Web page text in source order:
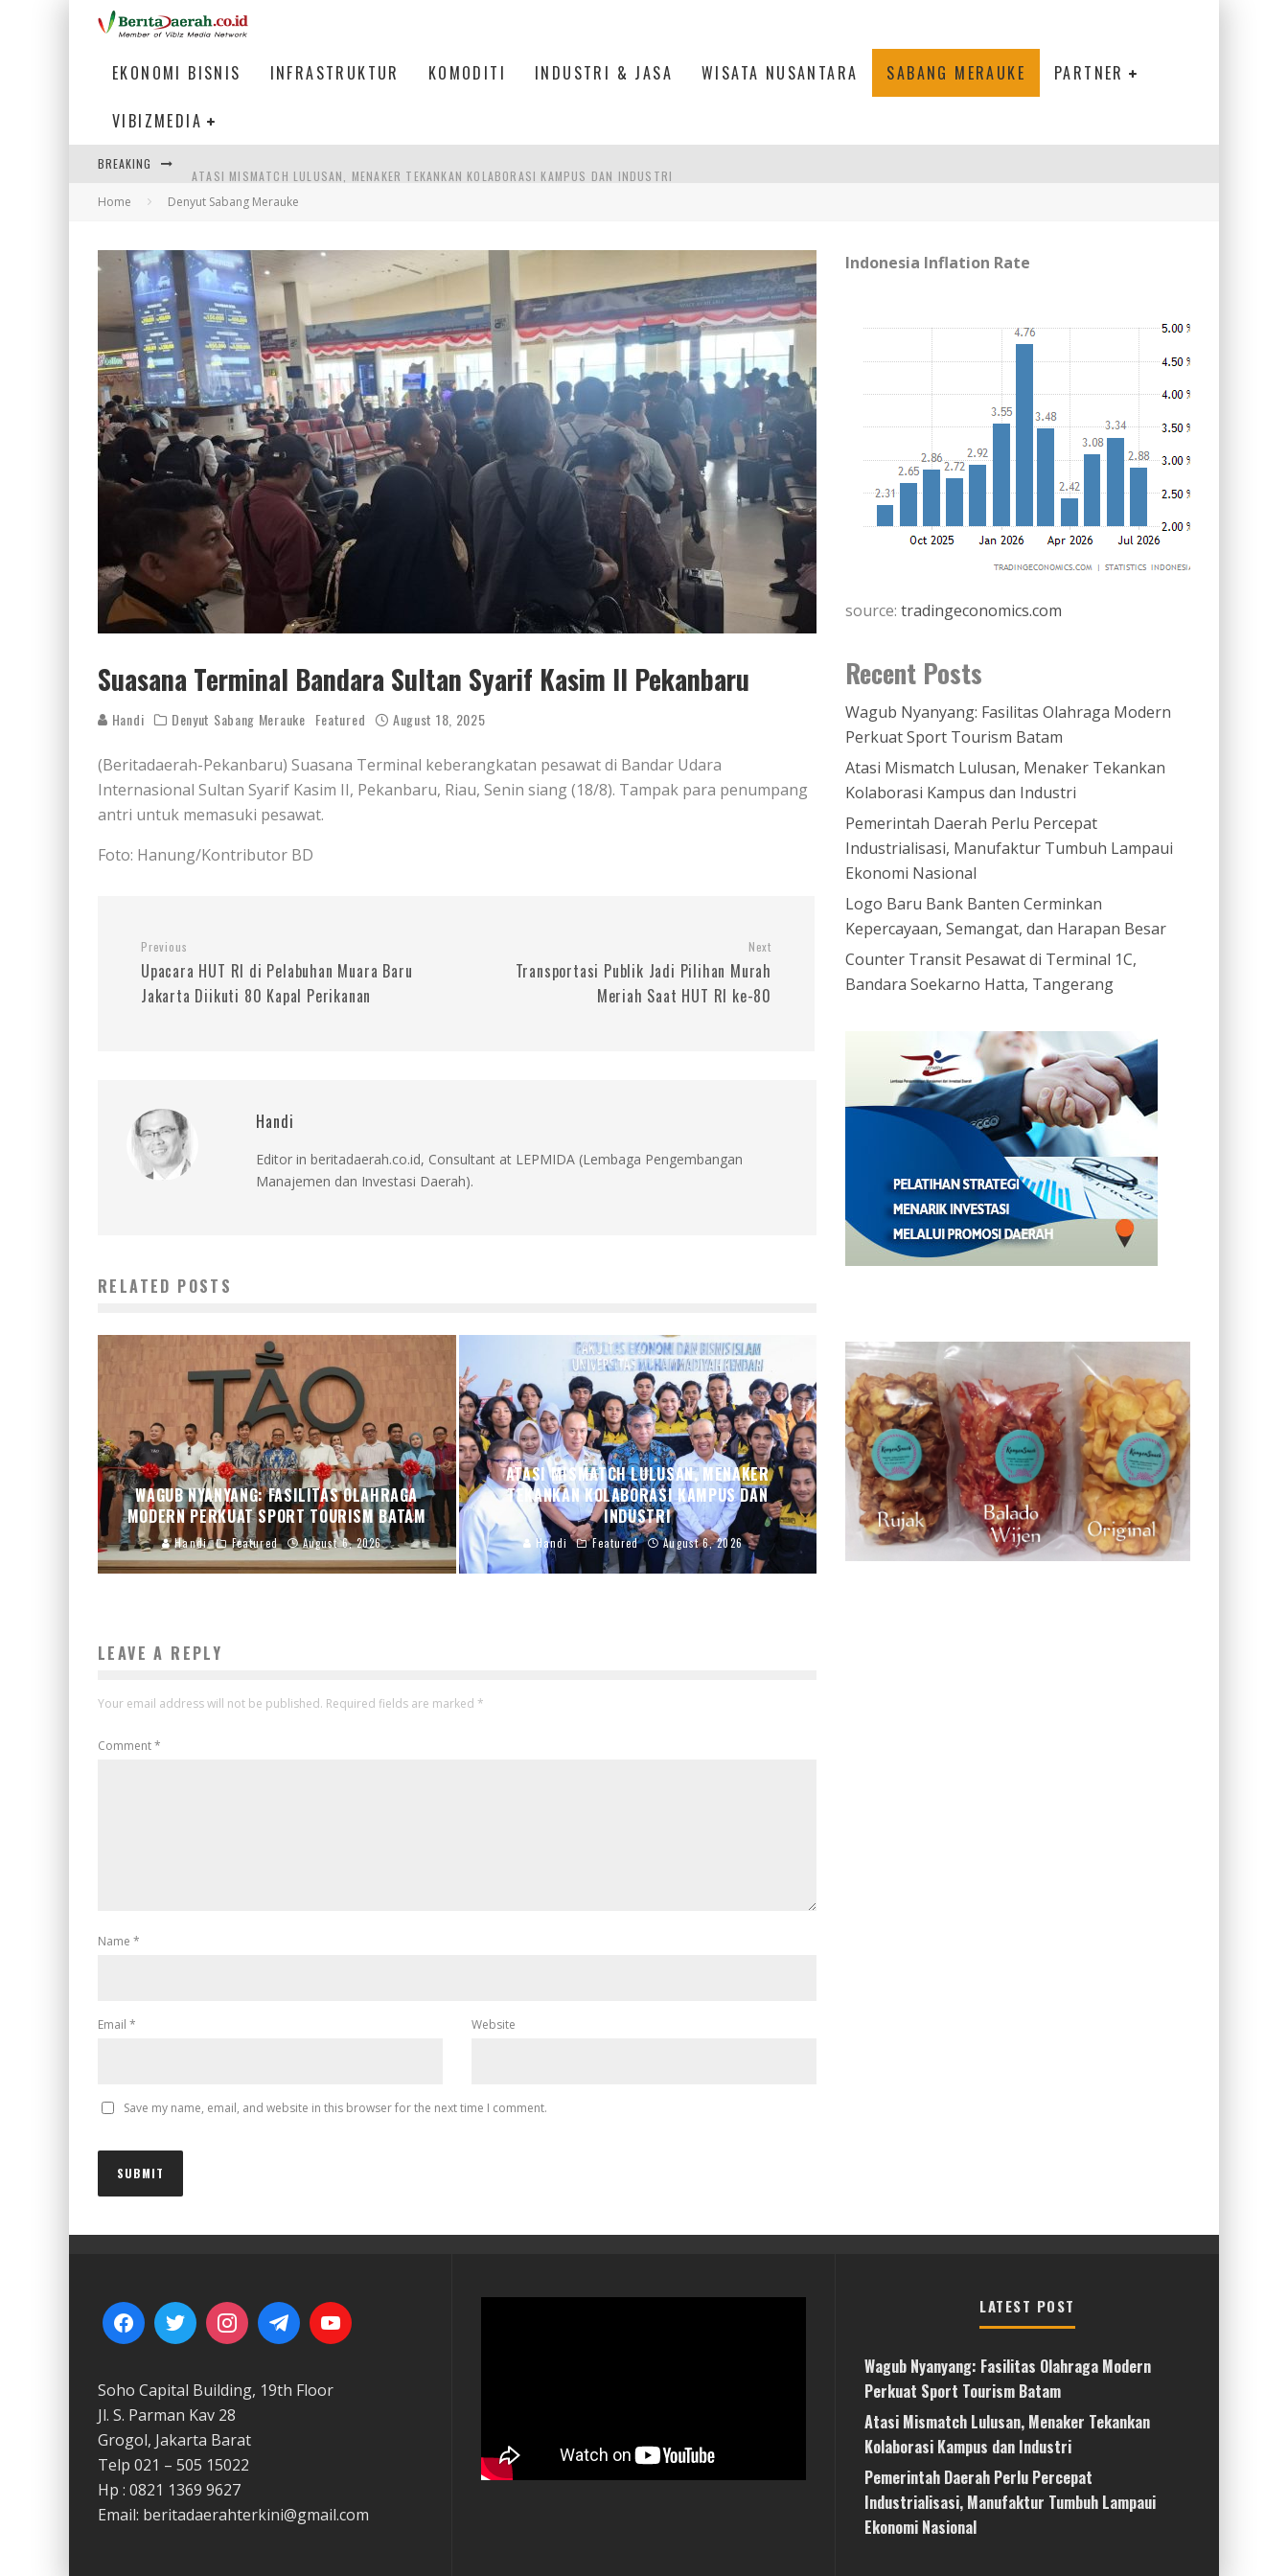
EKONOMI BISNIS INFRASTRUKTUR KOMODITI INDUSTRI & JASA WISATA NUSANTARA SABANG MERAUKE PARTNER
VIBIZMEDIA
BREAKING
PEMERINTAH DAERAH PERLU PERCEPAT INDUSTRIALISASI, MANUFAKTUR TUMBUH LAMPAUI EKONOMI NASIONAL
WAGUB NYANYANG: FASILITAS OLAHRAGA MODERN PERKUAT SPORT TOURISM BATAM
Home Denyut Sabang Merauke
Suasana Terminal Bandara Sultan Syarif Kasim II Pekanbaru
Handi Denyut Sabang Merauke Featured August 18, 2025
(Beritadaerah-Pekanbaru) Suasana Terminal keberangkatan pesawat di Bandar Udara
Internasional Sultan Syarif Kasim II, Pekanbaru, Riau, Senin siang (18/8). Tampak para penumpang
antri untuk memasuki pesawat.
Foto: Hanung/Kontributor BD
Previous
Upacara HUT RI di Pelabuhan Muara Baru
Jakarta Diikuti 80 Kapal Perikanan
Next
Transportasi Publik Jadi Pilihan Murah
Meriah Saat HUT RI ke-80
Handi
Editor in beritadaerah.co.id, Consultant at LEPMIDA (Lembaga Pengembangan
Manajemen dan Investasi Daerah).
RELATED POSTS
WAGUB NYANYANG: FASILITAS OLAHRAGA
MODERN PERKUAT SPORT TOURISM BATAM
Handi Featured August 6, 2026
ATASI MISMATCH LULUSAN, MENAKER
TEKANKAN KOLABORASI KAMPUS DAN
INDUSTRI
Handi Featured August 6, 2026
LEAVE A REPLY
Your email address will not be published. Required fields are marked *
Comment*
Name *
Email * Website
Save my name, email, and website in this browser for the next time I comment.
Indonesia Inflation Rate
source: tradingeconomics.com
Recent Posts
Wagub Nyanyang: Fasilitas Olahraga Modern
Perkuat Sport Tourism Batam
Atasi Mismatch Lulusan, Menaker Tekankan
Kolaborasi Kampus dan Industri
Pemerintah Daerah Perlu Percepat
Industrialisasi, Manufaktur Tumbuh Lampaui
Ekonomi Nasional
Logo Baru Bank Banten Cerminkan
Kepercayaan, Semangat, dan Harapan Besar
Counter Transit Pesawat di Terminal 1C,
Bandara Soekarno Hatta, Tangerang
Soho Capital Building, 19th Floor
Jl. S. Parman Kav 28
Grogol, Jakarta Barat
Telp 021 – 505 15022
Hp : 0821 1369 9627
Email: beritadaerahterkini@gmail.com
LATEST POST
Wagub Nyanyang: Fasilitas Olahraga Modern
Perkuat Sport Tourism Batam
Atasi Mismatch Lulusan, Menaker Tekankan
Kolaborasi Kampus dan Industri
Pemerintah Daerah Perlu Percepat
Industrialisasi, Manufaktur Tumbuh Lampaui
Ekonomi Nasional